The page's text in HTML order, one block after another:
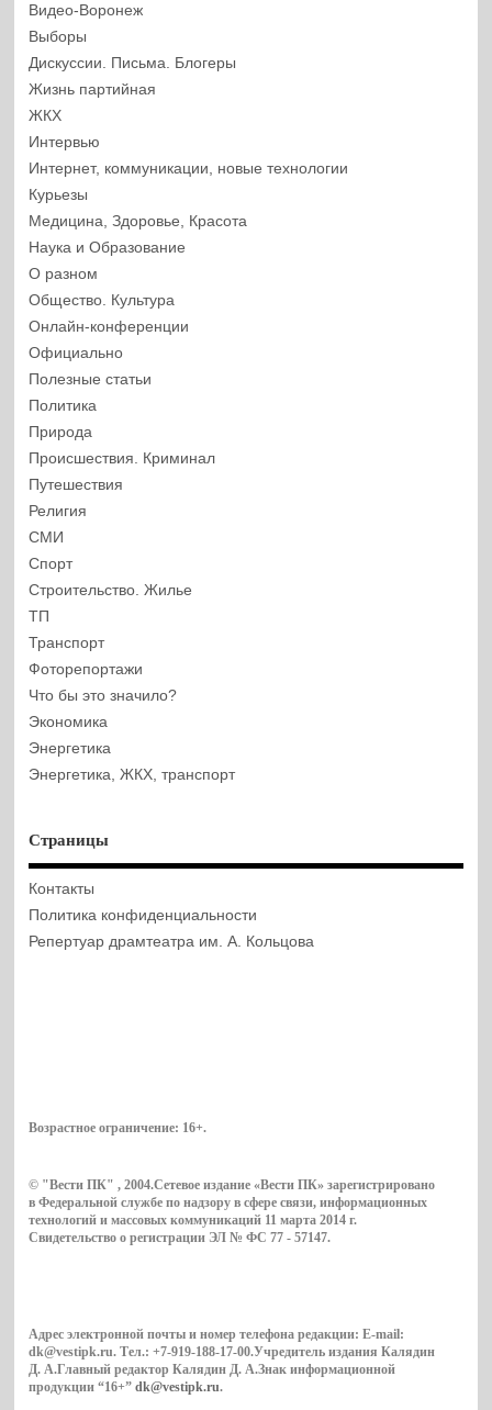
Видео-Воронеж
Выборы
Дискуссии. Письма. Блогеры
Жизнь партийная
ЖКХ
Интервью
Интернет, коммуникации, новые технологии
Курьезы
Медицина, Здоровье, Красота
Наука и Образование
О разном
Общество. Культура
Онлайн-конференции
Официально
Полезные статьи
Политика
Природа
Происшествия. Криминал
Путешествия
Религия
СМИ
Спорт
Строительство. Жилье
ТП
Транспорт
Фоторепортажи
Что бы это значило?
Экономика
Энергетика
Энергетика, ЖКХ, транспорт
Страницы
Контакты
Политика конфиденциальности
Репертуар драмтеатра им. А. Кольцова
Возрастное ограничение: 16+.
© "Вести ПК" , 2004.Сетевое издание «Вести ПК» зарегистрировано
в Федеральной службе по надзору в сфере связи, информационных
технологий и массовых коммуникаций 11 марта 2014 г.
Свидетельство о регистрации ЭЛ № ФС 77 - 57147.
Адрес электронной почты и номер телефона редакции: E-mail:
dk@vestipk.ru. Тел.: +7-919-188-17-00.Учредитель издания Калядин
Д. А.Главный редактор Калядин Д. А.Знак информационной
продукции “16+”dk@vestipk.ru.